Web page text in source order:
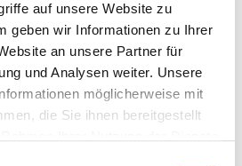
auf unsere Website zu
geben wir Informationen zu Ihrer
an unsere Partner für
und Analysen weiter. Unsere
möglicherweise mit
die Sie ihnen bereitgestellt